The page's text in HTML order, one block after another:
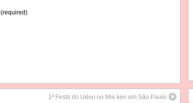
(required)
1ª Festa do Udon no Mie ken em São Paulo